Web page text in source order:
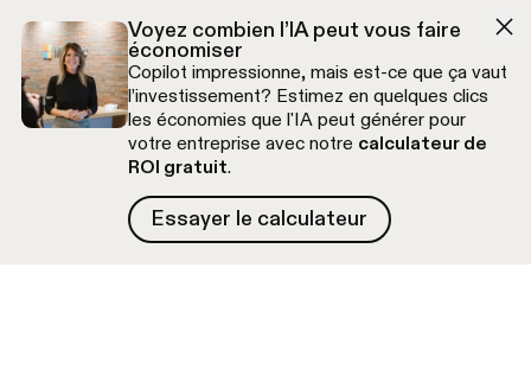
Voyez combien l’IA peut vous faire
économiser
Copilot impressionne, mais est-ce que ça vaut
l’investissement? Estimez en quelques clics
les économies que l'IA peut générer pour
votre entreprise avec notre calculateur de
ROI gratuit.
Essayer le calculateur
Essayer le calculateur